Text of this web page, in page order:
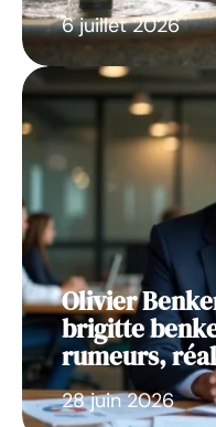
6 juillet 2026
Olivier
brigitte
rumeurs,
28 juin 2026